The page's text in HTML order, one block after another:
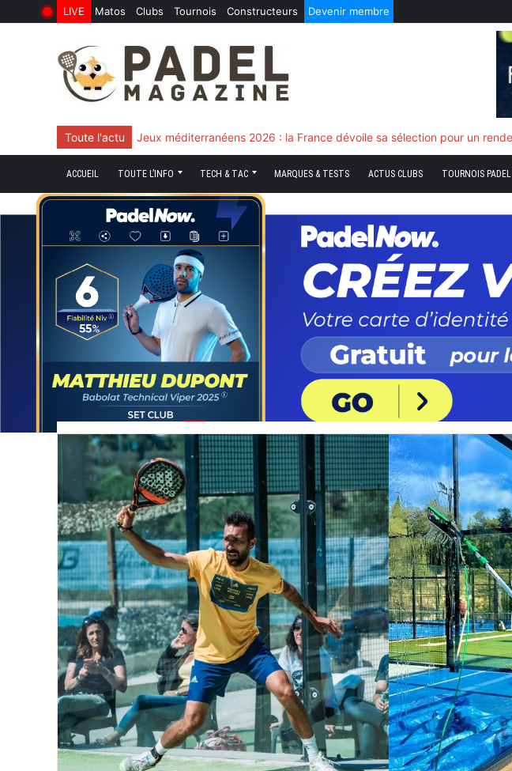
LIVE Matos Clubs Tournois Constructeurs Devenir membre
Toute l'actu Chingotto, ciblé tout le match mais décisif quand tout bascule
ACCUEIL TOUTE L’INFO
6 Août 2026
TECH & TAC
10 Juin 2026
MARQUES & TESTS ACTUS CLUBS TOURNOIS PADEL